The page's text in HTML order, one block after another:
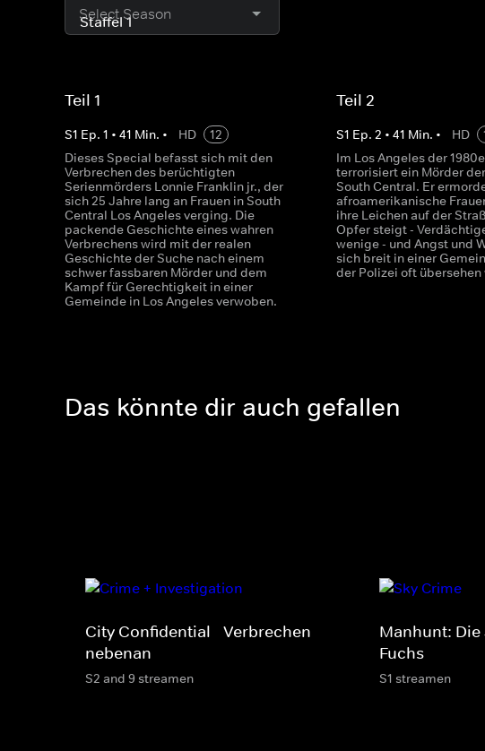
Select Season
Teil 1
S1 Ep. 1 • 41 Min. • HD
12
Dieses Special befasst sich mit den
Verbrechen des berüchtigten
Serienmörders Lonnie Franklin jr., der
sich 25 Jahre lang an Frauen in South
Central Los Angeles verging. Die
packende Geschichte eines wahren
Verbrechens wird mit der realen
Geschichte der Suche nach einem
schwer fassbaren Mörder und dem
Kampf für Gerechtigkeit in einer
Gemeinde in Los Angeles verwoben.
Teil 2
S1 Ep.2 •41 Min. • HD
Im Los Angeles der
terrorisiert ein Mörder
South Central. Er
afroamerikanische
ihre Leichen auf der
Opfer steigt -
wenige - und Angst und
sich breit in einer
der Polizei oft übersehen
Das könnte dir auch gefallen
City Confidential - Verbrechen
nebenan
S2 and 9 streamen
Manhunt:
Fuchs
S1 streamen